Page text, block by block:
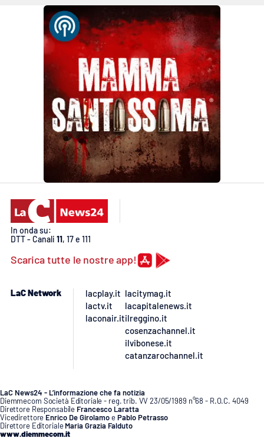
In onda su:
DTT - Canali 11, 17 e 111
Scarica tutte le nostre app!
LaC Network
lacplay.it
lactv.it
laconair.it
lacitymag.it
lacapitalenews.it
ilreggino.it
cosenzachannel.it
ilvibonese.it
catanzarochannel.it
LaC News24 - L’informazione che fa notizia
Diemmecom Società Editoriale - reg. trib. VV 23/05/1989 n°68 - R.O.C. 4049
Direttore Responsabile Francesco Laratta
Vicedirettore Enrico De GirolamoePablo Petrasso
Direttore Editoriale Maria Grazia Falduto
www.diemmecom.it